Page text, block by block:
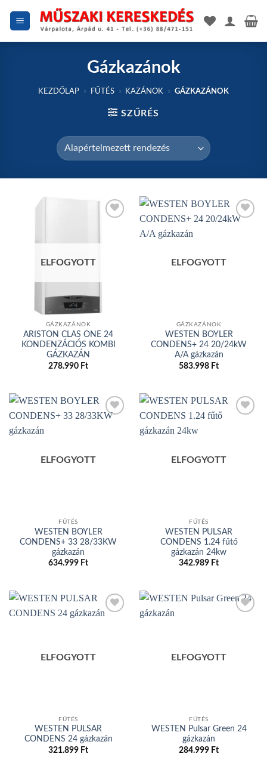
Gázkazánok
KEZDŐLAP » FŰTÉS » KAZÁNOK » GÁZKAZÁNOK
SZŰRÉS
ELFOGYOTT
GÁZKAZÁNOK
ARISTON CLAS ONE 24
KONDENZÁCIÓS KOMBI
GÁZKAZÁN
278.990 Ft
ELFOGYOTT
GÁZKAZÁNOK
WESTEN BOYLER
CONDENS+ 24 20/24kW
A/A gázkazán
583.998 Ft
ELFOGYOTT
FŰTÉS
WESTEN BOYLER
CONDENS+ 33 28/33KW
gázkazán
634.999 Ft
ELFOGYOTT
FŰTÉS
WESTEN PULSAR
CONDENS 1.24 fűtő
gázkazán 24kw
342.989 Ft
ELFOGYOTT
FŰTÉS
WESTEN PULSAR
CONDENS 24 gázkazán
321.899 Ft
ELFOGYOTT
FŰTÉS
WESTEN Pulsar Green 24
gázkazán
284.999 Ft